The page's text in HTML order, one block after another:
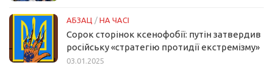
АБЗАЦ / НА ЧАСІ
Сорок сторінок ксенофобії: путін затвердив
російську «стратегію протидії екстремізму»
03.01.2025